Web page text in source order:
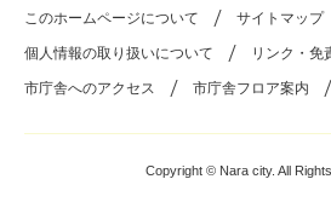
このホームページについて サイトマップ
個人情報の取り扱いについて リンク・免
市庁舎へのアクセス 市庁舎フロア案内
Copyright © Nara city. All